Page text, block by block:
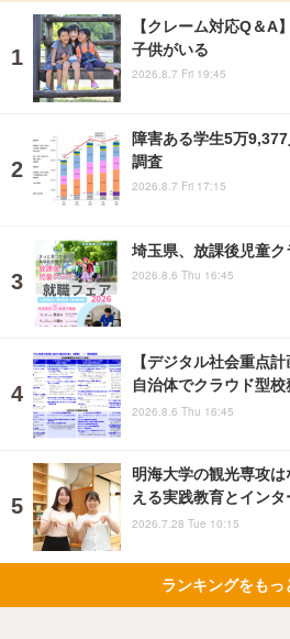
【クレーム対応Q＆A
子供がいる
2026.8.7 Fri 19:45
障害ある学生5万
調査
2026.8.7 Fri 17:15
埼玉県、放課後児童
2026.8.6 Thu 16:45
【デジタル社会重点
自治体でクラウド型
2026.8.6 Thu 16:45
明海大学の観光専攻
える実践教育とインタ
2026.7.28 Tue 10:15
ランキングをもっ